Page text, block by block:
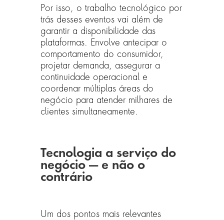
Por isso, o trabalho tecnológico por
trás desses eventos vai além de
garantir a disponibilidade das
plataformas. Envolve antecipar o
comportamento do consumidor,
projetar demanda, assegurar a
continuidade operacional e
coordenar múltiplas áreas do
negócio para atender milhares de
clientes simultaneamente.
Tecnologia a serviço do
negócio — e não o
contrário
Um dos pontos mais relevantes